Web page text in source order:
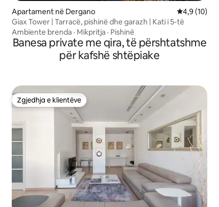
Apartament në Dergano Vlerësimi
4,9 (10)
Giax Tower | Tarracë, pishinë dhe garazh | Kati i 5-të
Ambiente brenda · Mikpritja · Pishinë
Banesa private me qira, të përshtatshme
për kafshë shtëpiake
Zgjedhja e klientëve
Zgjedhja e klientëve